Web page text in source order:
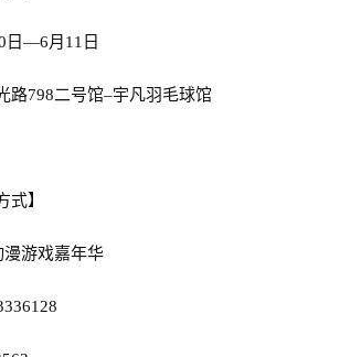
日—6月 11 日
路798二号馆–宇凡羽毛球馆
式】
漫游戏嘉年华